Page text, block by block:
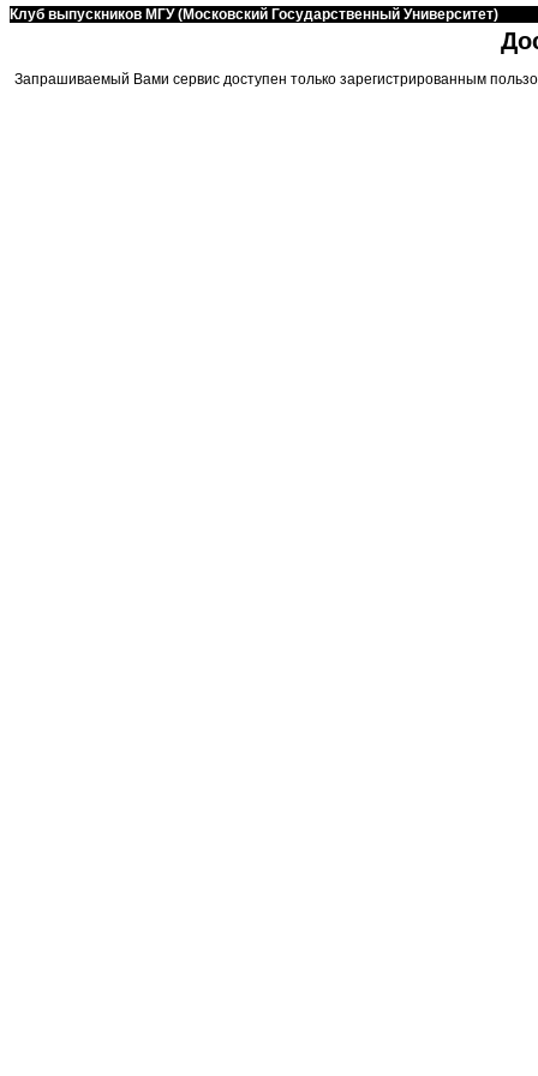
Клуб выпускников МГУ (Московский Государственный Университет)
Запрашиваемый Вами сервис доступен только зарегистрированным